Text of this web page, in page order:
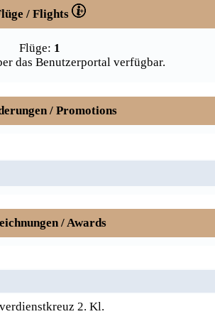
/ Flights
Flüge: 1
das Benutzerportal verfügbar.
/ Promotions
/ Awards
2. Kl.